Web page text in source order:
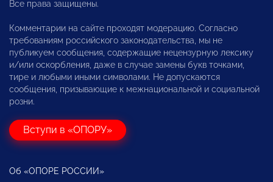
Все права защищены.
Комментарии на сайте проходят модерацию. Согласно
требованиям российского законодательства, мы не
публикуем сообщения, содержащие нецензурную лексику
и/или оскорбления, даже в случае замены букв точками,
тире и любыми иными символами. Не допускаются
сообщения, призывающие к межнациональной и социальной
розни.
Вступи в «ОПОРУ»
Об «ОПОРЕ РОССИИ»